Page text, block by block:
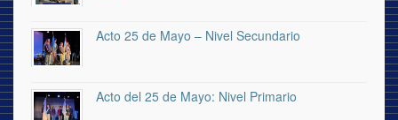
Acto 25 de Mayo – Nivel Secundario
Acto del 25 de Mayo: Nivel Primario